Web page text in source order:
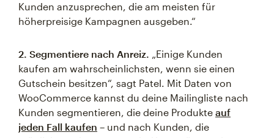
Kunden anzusprechen, die am meisten für
höherpreisige Kampagnen ausgeben.“
2. Segmentiere nach Anreiz. „Einige Kunden
kaufen am wahrscheinlichsten, wenn sie einen
Gutschein besitzen“, sagt Patel. Mit Daten von
WooCommerce kannst du deine Mailingliste nach
Kunden segmentieren, die deine Produkte auf
jeden Fall kaufen – und nach Kunden, die